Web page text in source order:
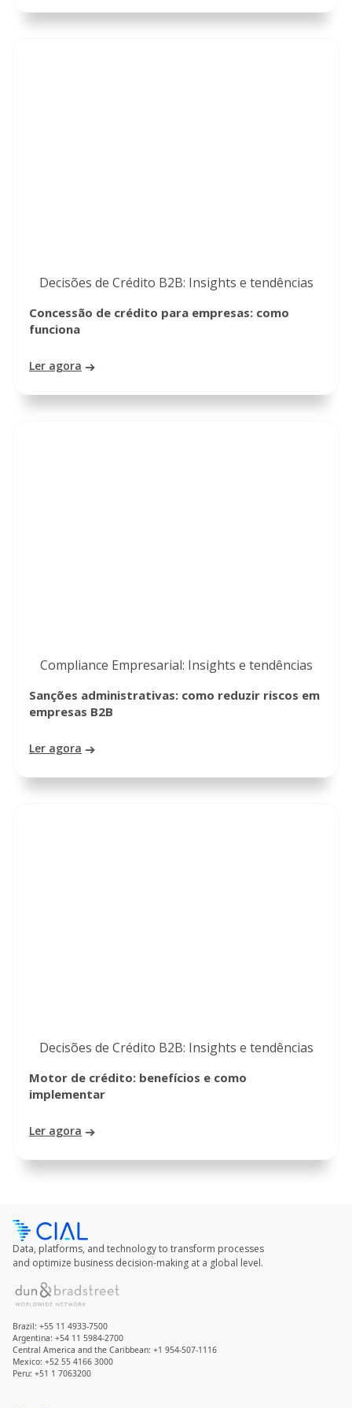
Decisões de Crédito B2B: Insights e tendências
Concessão de crédito para empresas: como
funciona
Ler agora
Compliance Empresarial: Insights e tendências
Sanções administrativas: como reduzir riscos em
empresas B2B
Ler agora
Decisões de Crédito B2B: Insights e tendências
Motor de crédito: benefícios e como
implementar
Ler agora
Data, platforms, and technology to transform processes
and optimize business decision-making at a global level.
Brazil: +55 11 4933-7500
Argentina: +54 11 5984-2700
Central America and the Caribbean: +1 954-507-1116
Mexico: +52 55 4166 3000
Peru: +51 1 7063200